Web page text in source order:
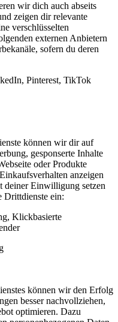
wir dich auch abseits
zeigen dir relevante
verschlüsselten
externen Anbietern
sofern du deren
Pinterest, TikTok
können wir dir auf
gesponserte Inhalte
oder Produkte
anzeigen
deiner Einwilligung setzen
Drittdienste ein:
Klickbasierte
können wir den Erfolg
besser nachvollziehen,
optimieren. Dazu